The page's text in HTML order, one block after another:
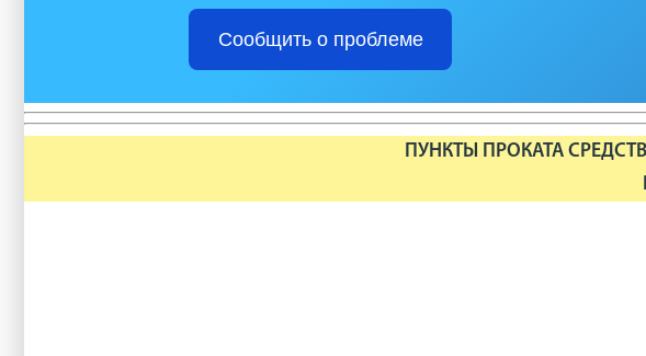
Сообщить о проблеме
ПУНКТЫ ПРОКАТА